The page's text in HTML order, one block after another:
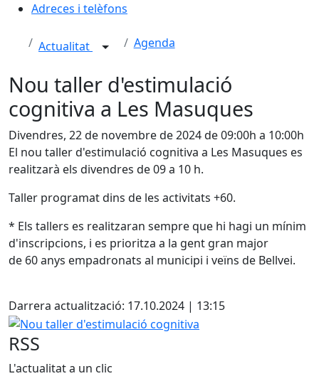
Adreces i telèfons
Actualitat Agenda
Nou taller d'estimulació
cognitiva a Les Masuques
Divendres, 22 de novembre de 2024 de 09:00h a 10:00h
El nou taller d'estimulació cognitiva a Les Masuques es
realitzarà els divendres de 09 a 10 h.
Taller programat dins de les activitats +60.
* Els tallers es realitzaran sempre que hi hagi un mínim
d'inscripcions, i es prioritza a la gent gran major
de 60 anys empadronats al municipi i veïns de Bellvei.
Darrera actualització: 17.10.2024 | 13:15
Nou taller d'estimulació cognitiva
RSS
L'actualitat a un clic